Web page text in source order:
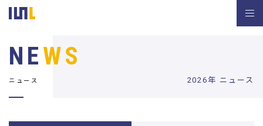
2026年 ニュース
NEWS
ニュース